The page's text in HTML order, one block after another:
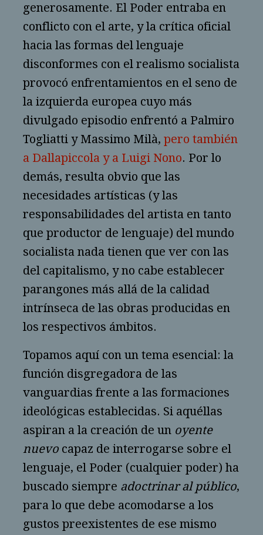
generosamente. El Poder entraba en
conflicto con el arte, y la crítica oficial
hacia las formas del lenguaje
disconformes con el realismo socialista
provocó enfrentamientos en el seno de
la izquierda europea cuyo más
divulgado episodio enfrentó a Palmiro
Togliatti y Massimo Milà, pero también
a Dallapiccola y a Luigi Nono. Por lo
demás, resulta obvio que las
necesidades artísticas (y las
responsabilidades del artista en tanto
que productor de lenguaje) del mundo
socialista nada tienen que ver con las
del capitalismo, y no cabe establecer
parangones más allá de la calidad
intrínseca de las obras producidas en
los respectivos ámbitos.
Topamos aquí con un tema esencial: la
función disgregadora de las
vanguardias frente a las formaciones
ideológicas establecidas. Si aquéllas
aspiran a la creación de un oyente
nuevo capaz de interrogarse sobre el
lenguaje, el Poder (cualquier poder) ha
buscado siempre adoctrinar al público,
para lo que debe acomodarse a los
gustos preexistentes de ese mismo